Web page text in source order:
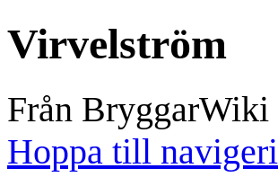
Virvelström
Från BryggarWiki
Hoppa till